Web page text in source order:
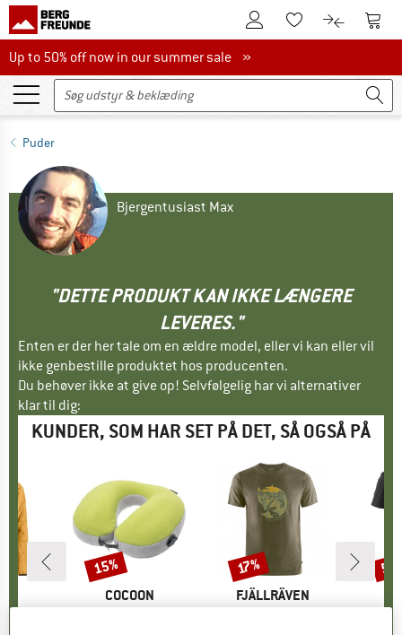
Til kundekontoenTil huskesedlen.
Til Til
Up to 50% off now in our summer sale
Up to 50% off now in our summer sale »
Puder
Bjergentusiast Max
"DETTE PRODUKT KAN IKKE LÆNGERE
LEVERES."
Enten er der her tale om en ældre model, eller vi kan eller vil
ikke genbestille produktet hos producenten.
Du behøver ikke at give op! Selvfølgelig har vi alternativer
klar til dig:
KUNDER, SOM HAR SET PÅ DET, SÅ OGSÅ PÅ
MÆRKE
COCOON
Rabat
15%
MÆRKE
FJÄLLRÄVEN
Rabat
17%